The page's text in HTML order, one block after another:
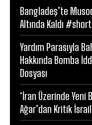
Bangladeş’te
Altında Kaldı
Yardım Parasıyla
Hakkında Bomba
Dosyası
‘İran Üzerinde Yeni
Ağar’dan Kritik